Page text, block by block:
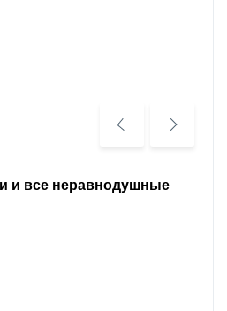
и все неравнодушные